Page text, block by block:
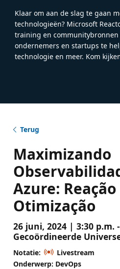
Klaar om aan de slag te gaan
technologieën? Microsoft
training en communitybronnen
ondernemers en startups te
technologie en meer. Kom
Terug
Maximizando
Azure:
Otimização
26 juni, 2024 | 3:30 p.m.
Gecoördineerde
Notatie:
Livestream
Onderwerp: DevOps